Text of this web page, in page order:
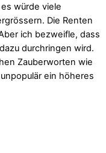
würde viele
Die Renten
ich bezweifle, dass
durchringen wird.
Zauberworten wie
ein höheres